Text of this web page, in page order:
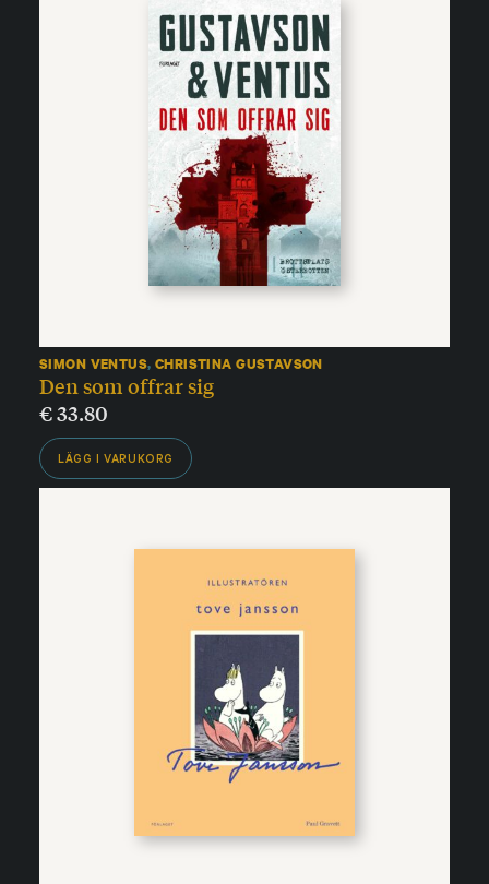
SIMON VENTUS, CHRISTINA GUSTAVSON
Den som offrar sig
€33.80
LÄGG I VARUKORG